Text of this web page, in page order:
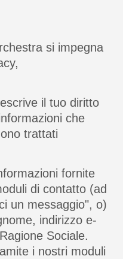
si impegna
il tuo diritto
che
trattati
fornite
di contatto (ad
un messaggio", o)
indirizzo e-
Sociale.
i nostri moduli